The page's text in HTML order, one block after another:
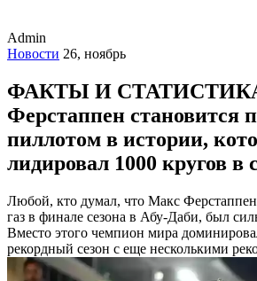
Admin
Новости 26, ноябрь
ФАКТЫ И
Ферстаппен становится
пиллотом в истории,
лидировал 1000 кругов в
Любой, кто думал, что Макс Ферстаппен
газ в финале сезона в Абу-Даби, был
Вместо этого чемпион мира
рекордный сезон с еще несколькими